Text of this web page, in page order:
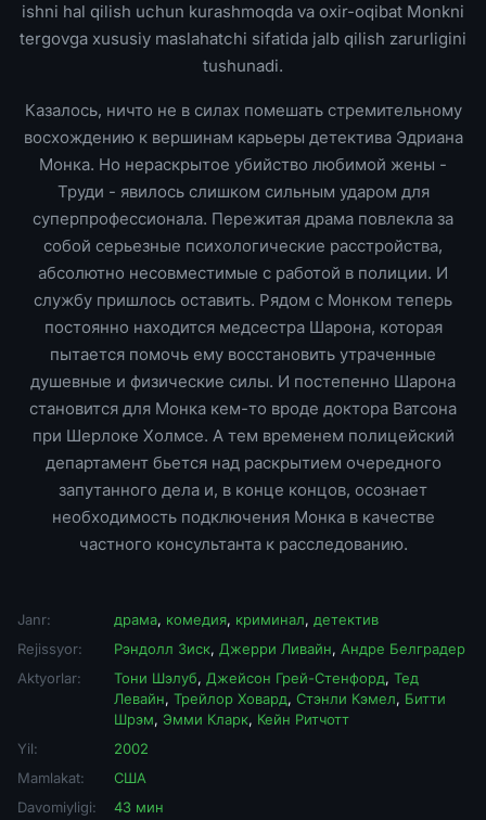
ishni hal qilish uchun kurashmoqda va oxir-oqibat Monkni
tergovga xususiy maslahatchi sifatida jalb qilish zarurligini
tushunadi.
Казалось, ничто не в силах помешать стремительному
восхождению к вершинам карьеры детектива Эдриана
Монка. Но нераскрытое убийство любимой жены -
Труди - явилось слишком сильным ударом для
суперпрофессионала. Пережитая драма повлекла за
собой серьезные психологические расстройства,
абсолютно несовместимые с работой в полиции. И
службу пришлось оставить. Рядом с Монком теперь
постоянно находится медсестра Шарона, которая
пытается помочь ему восстановить утраченные
душевные и физические силы. И постепенно Шарона
становится для Монка кем-то вроде доктора Ватсона
при Шерлоке Холмсе. А тем временем полицейский
департамент бьется над раскрытием очередного
запутанного дела и, в конце концов, осознает
необходимость подключения Монка в качестве
частного консультанта к расследованию.
Janr: драма, комедия, криминал, детектив
Rejissyor:
Рэндолл Зиск, Джерри Ливайн, Андре Белградер
Aktyorlar:
Тони Шэлуб, Джейсон Грей-Стенфорд, Тед
Левайн, Трейлор Ховард, Стэнли Кэмел, Битти
Шрэм, Эмми Кларк, Кейн Ритчотт
Yil:
2002
Mamlakat:
США
Davomiyligi:
43 мин